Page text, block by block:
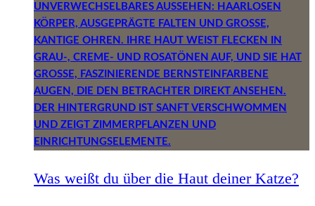
Was weißt du über die Haut deiner Katze?